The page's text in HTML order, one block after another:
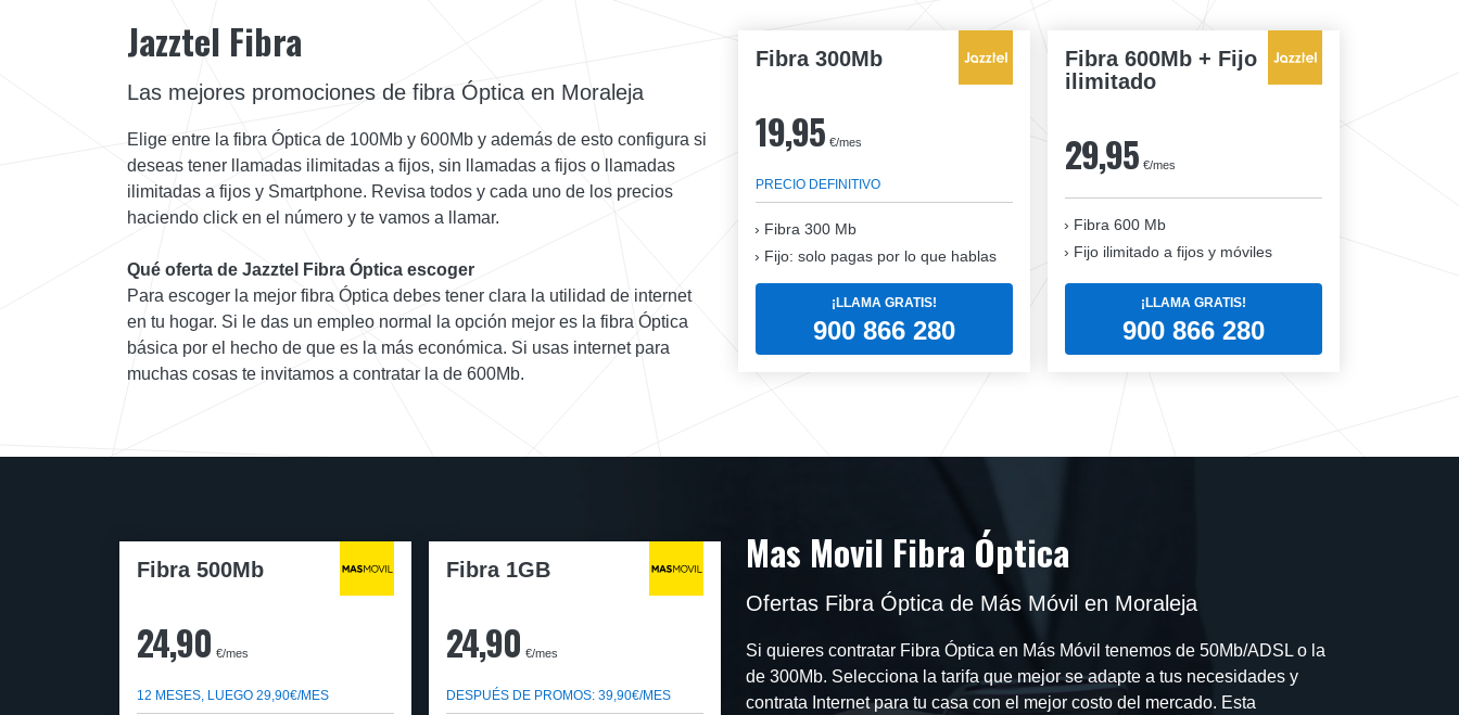
Fibra 300Mb
19,95 €/mes
PRECIO DEFINITIVO
Fibra 300 Mb
Fijo: solo pagas por lo que hablas
¡LLAMA GRATIS!
900 866 280
Fibra 600Mb + Fijo
ilimitado
29,95 €/mes
Fibra 600 Mb
Fijo ilimitado a fijos y móviles
¡LLAMA GRATIS!
900 866 280
Jazztel Fibra
Las mejores promociones de fibra Óptica en Moraleja
Elige entre la fibra Óptica de 100Mb y 600Mb y además de esto configura si
deseas tener llamadas ilimitadas a fijos, sin llamadas a fijos o llamadas
ilimitadas a fijos y Smartphone. Revisa todos y cada uno de los precios
haciendo click en el número y te vamos a llamar.
Qué oferta de Jazztel Fibra Óptica escoger
Para escoger la mejor fibra Óptica debes tener clara la utilidad de internet
en tu hogar. Si le das un empleo normal la opción mejor es la fibra Óptica
básica por el hecho de que es la más económica. Si usas internet para
muchas cosas te invitamos a contratar la de 600Mb.
Fibra 500Mb
24,90 €/mes
12 MESES, LUEGO 29,90€/MES
Fibra 1GB
24,90 €/mes
DESPUÉS DE PROMOS: 39,90€/MES
Mas Movil Fibra Óptica
Ofertas Fibra Óptica de Más Móvil en Moraleja
Si quieres contratar Fibra Óptica en Más Móvil tenemos de 50Mb/ADSL o la
de 300Mb. Selecciona la tarifa que mejor se adapte a tus necesidades y
contrata Internet para tu casa con el mejor costo del mercado. Esta